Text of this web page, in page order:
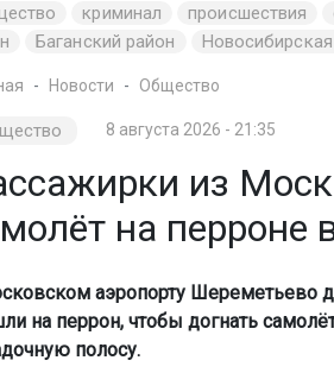
криминал происшествия
Баганский район
Новости Общество
8 августа 2026 - 21:35
из
на перроне
аэропорту Шереметьево
на перрон, чтобы догнать
полосу.